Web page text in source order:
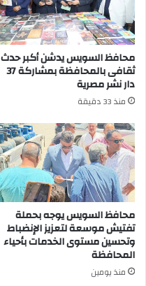
محافظ السويس يدشن أكبر حدث
ثقافى بالمحافظة بمشاركة 37
دار نشر مصرية
منذ 33 دقيقة
محافظ السويس يوجه بحملة
تفتيش موسعة لتعزيز الإنضباط
وتحسين مستوى الخدمات بأحياء
المحافظة
منذ يومين